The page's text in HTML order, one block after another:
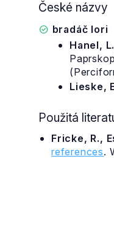
České názvy
bradáč lori
Hanel,
Lieske,
Použitá
Fricke, R.,
references.